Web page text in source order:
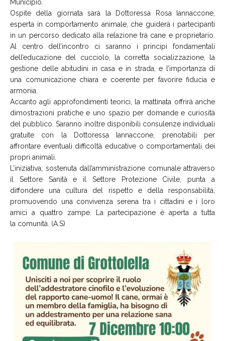
Municipio.
Ospite della giornata sarà la Dottoressa Rosa Iannaccone,
esperta in comportamento animale, che guiderà i partecipanti
in un percorso dedicato alla relazione tra cane e proprietario.
Al centro dell’incontro ci saranno i principi fondamentali
dell’educazione del cucciolo, la corretta socializzazione, la
gestione delle abitudini in casa e in strada, e l’importanza di
una comunicazione chiara e coerente per favorire fiducia e
armonia.
Accanto agli approfondimenti teorici, la mattinata offrirà anche
dimostrazioni pratiche e uno spazio per domande e curiosità
del pubblico. Saranno inoltre disponibili consulenze individuali
gratuite con la Dottoressa Iannaccone, prenotabili per
affrontare eventuali difficoltà educative o comportamentali dei
propri animali.
L’iniziativa, sostenuta dall’amministrazione comunale attraverso
il Settore Sanità e il Settore Protezione Civile, punta a
diffondere una cultura del rispetto e della responsabilità,
promuovendo una convivenza serena tra i cittadini e i loro
amici a quattro zampe. La partecipazione è aperta a tutta
la comunità. (A.S)